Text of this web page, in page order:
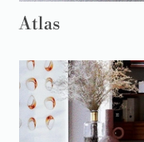
Atlas